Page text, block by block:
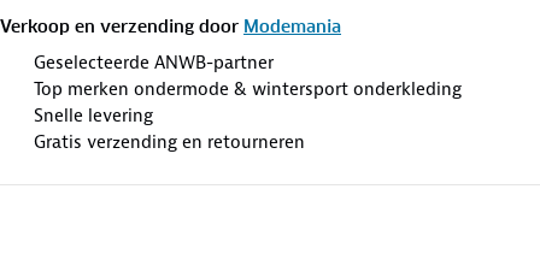
Verkoop en verzending door Modemania
Geselecteerde ANWB-partner
Top merken ondermode & wintersport onderkleding
Snelle levering
Gratis verzending en retourneren